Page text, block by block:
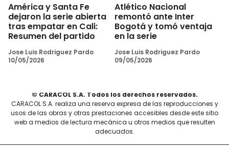
América y Santa Fe
dejaron la serie abierta
tras empatar en Cali:
Resumen del partido
Jose Luis Rodriguez Pardo
10/05/2026
Atlético Nacional
remontó ante Inter
Bogotá y tomó ventaja
en la serie
Jose Luis Rodriguez Pardo
09/05/2026
© CARACOL S.A. Todos los derechos reservados.
CARACOL S.A. realiza una reserva expresa de las reproducciones y
usos de las obras y otras prestaciones accesibles desde este sitio
web a medios de lectura mecánica u otros medios que resulten
adecuados.